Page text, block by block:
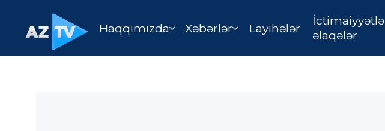
Haqqımızda Xəbərlər Layihələr
İctimaiyyətlə
əlaqələr